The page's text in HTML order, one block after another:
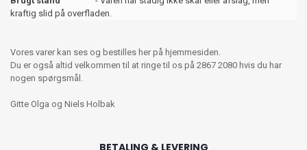
kraftig slid på overfladen.
Vores varer kan ses og bestilles her på hjemmesiden.
Du er også altid velkommen til at ringe til os på 2867 2080 hvis du har
nogen spørgsmål.
Gitte Olga og Niels Holbak
BETALING & LEVERING